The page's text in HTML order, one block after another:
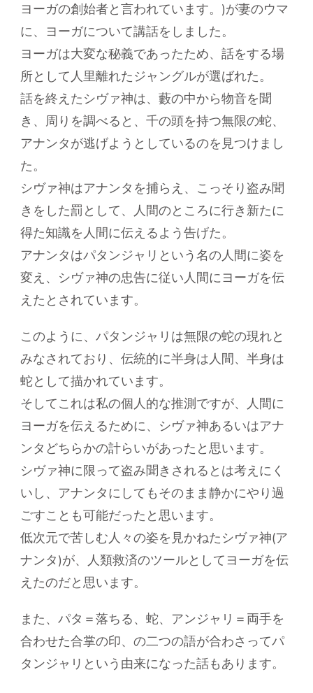
ヨーガの創始者と言われています。)が妻のウマ
に、ヨーガについて講話をしました。
ヨーガは大変な秘義であったため、話をする場
所として人里離れたジャングルが選ばれた。
話を終えたシヴァ神は、藪の中から物音を聞
き、周りを調べると、千の頭を持つ無限の蛇、
アナンタが逃げようとしているのを見つけまし
た。
シヴァ神はアナンタを捕らえ、こっそり盗み聞
きをした罰として、人間のところに行き新たに
得た知識を人間に伝えるよう告げた。
アナンタはパタンジャリという名の人間に姿を
変え、シヴァ神の忠告に従い人間にヨーガを伝
えたとされています。
このように、パタンジャリは無限の蛇の現れと
みなされており、伝統的に半身は人間、半身は
蛇として描かれています。
そしてこれは私の個人的な推測ですが、人間に
ヨーガを伝えるために、シヴァ神あるいはアナ
ンタどちらかの計らいがあったと思います。
シヴァ神に限って盗み聞きされるとは考えにく
いし、アナンタにしてもそのまま静かにやり過
ごすことも可能だったと思います。
低次元で苦しむ人々の姿を見かねたシヴァ神(ア
ナンタ)が、人類救済のツールとしてヨーガを伝
えたのだと思います。
また、パタ＝落ちる、蛇、アンジャリ＝両手を
合わせた合掌の印、の二つの語が合わさってパ
タンジャリという由来になった話もあります。